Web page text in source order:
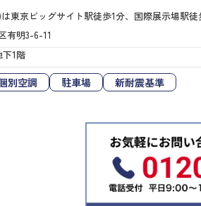
東京ビッグサイト駅徒歩1分、国際展示場駅
有明3-6-11
1階
別空調 駐車場 新耐震基準